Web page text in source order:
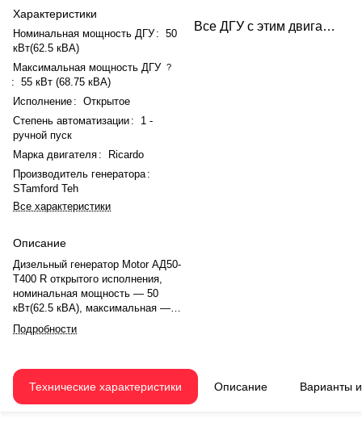
Характеристики
Номинальная мощность ДГУ : 50
кВт(62.5 кВА)
Максимальная мощность ДГУ ?
: 55 кВт (68.75 кВА)
Исполнение : Открытое
Степень автоматизации :
1 -
ручной пуск
Марка двигателя :
Ricardo
Производитель генератора :
STamford Teh
Все характеристики
Описание
Дизельный генератор Motor АД50-
T400 R открытого исполнения,
номинальная мощность — 50
кВт(62.5 кВА), максимальная —
55 кВт (68.75 кВА). Двигатель
Ricardo ZH4105ZLD, рядное, 4.0-
оборотов. Объём двигателя —
4.15 л. Система охлаждения —
Подробности
Все ДГУ с этим двигателем
Технические характеристики Описание Варианты